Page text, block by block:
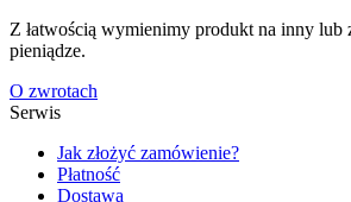
Z łatwością wymienimy produkt na inny lub
pieniądze.
O zwrotach
Serwis
Jak złożyć zamówienie?
Płatność
Dostawa